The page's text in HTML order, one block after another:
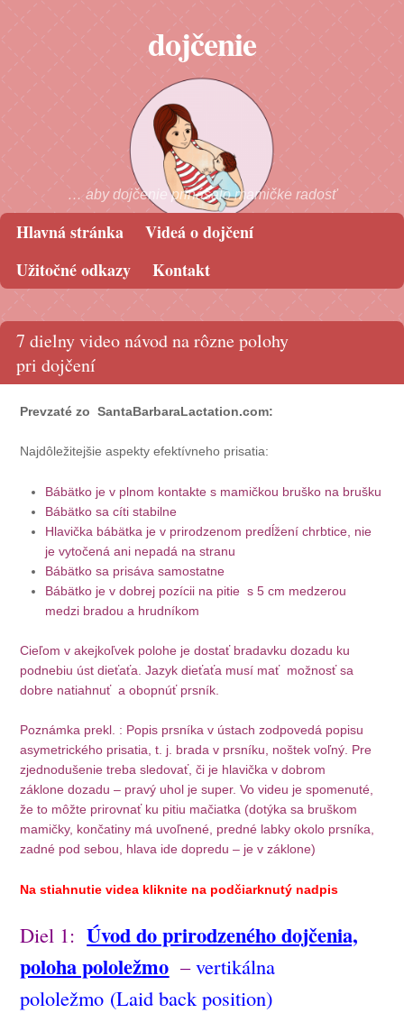
dojčenie
… aby dojčenie prinášalo mamičke radosť
Menu
Skip to content
Hlavná stránka
Videá o dojčení
Užitočné odkazy
Kontakt
7 dielny video návod na rôzne polohy
pri dojčení
Prevzaté zo SantaBarbaraLactation.com:
Najdôležitejšie aspekty efektívneho prisatia:
Bábätko je v plnom kontakte s mamičkou bruško na brušku
Bábätko sa cíti stabilne
Hlavička bábätka je v prirodzenom predĺžení chrbtice, nie
je vytočená ani nepadá na stranu
Bábätko sa prisáva samostatne
Bábätko je v dobrej pozícii na pitie s 5 cm medzerou
medzi bradou a hrudníkom
Cieľom v akejkoľvek polohe je dostať bradavku dozadu ku
podnebiu úst dieťaťa. Jazyk dieťaťa musí mať možnosť sa
dobre natiahnuť a obopnúť prsník.
Poznámka prekl. : Popis prsníka v ústach zodpovedá popisu
asymetrického prisatia, t. j. brada v prsníku, noštek voľný. Pre
zjednodušenie treba sledovať, či je hlavička v dobrom
záklone dozadu – pravý uhol je super. Vo videu je spomenuté,
že to môžte prirovnať ku pitiu mačiatka (dotýka sa bruškom
mamičky, končatiny má uvoľnené, predné labky okolo prsníka,
zadné pod sebou, hlava ide dopredu – je v záklone)
Na stiahnutie videa kliknite na podčiarknutý nadpis
Diel 1: Úvod do prirodzeného dojčenia,
poloha pololežmo –vertikálna
pololežmo (Laid back position)